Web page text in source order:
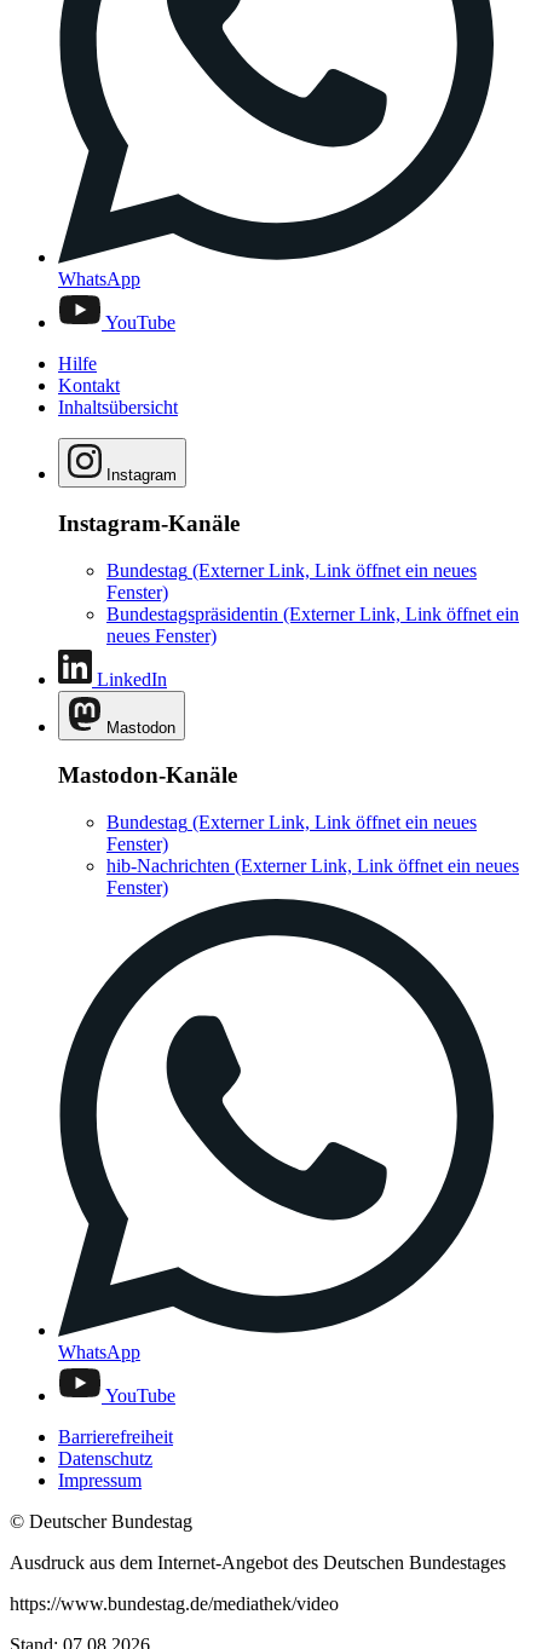
WhatsApp
YouTube
Hilfe
Kontakt
Inhaltsübersicht
Instagram
Instagram-Kanäle
Bundestag (Externer Link, Link öffnet ein neues
Fenster)
Bundestagspräsidentin (Externer Link, Link öffnet ein
neues Fenster)
LinkedIn
Mastodon
Mastodon-Kanäle
Bundestag (Externer Link, Link öffnet ein neues
Fenster)
hib-Nachrichten (Externer Link, Link öffnet ein neues
Fenster)
WhatsApp
YouTube
Barrierefreiheit
Datenschutz
Impressum
© Deutscher Bundestag
Ausdruck aus dem Internet-Angebot des Deutschen Bundestages
https://www.bundestag.de/mediathek/video
Stand: 07.08.2026